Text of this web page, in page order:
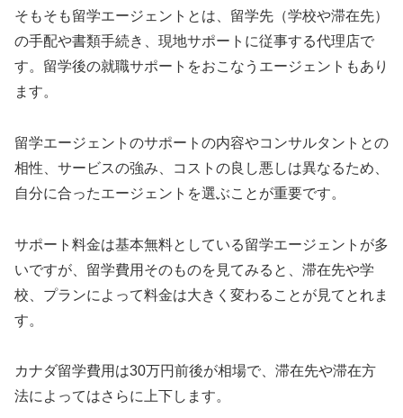
そもそも留学エージェントとは、留学先（学校や滞在先）
の手配や書類手続き、現地サポートに従事する代理店で
す。留学後の就職サポートをおこなうエージェントもあり
ます。
留学エージェントのサポートの内容やコンサルタントとの
相性、サービスの強み、コストの良し悪しは異なるため、
自分に合ったエージェントを選ぶことが重要です。
サポート料金は基本無料としている留学エージェントが多
いですが、留学費用そのものを見てみると、滞在先や学
校、プランによって料金は大きく変わることが見てとれま
す。
カナダ留学費用は30万円前後が相場で、滞在先や滞在方
法によってはさらに上下します。